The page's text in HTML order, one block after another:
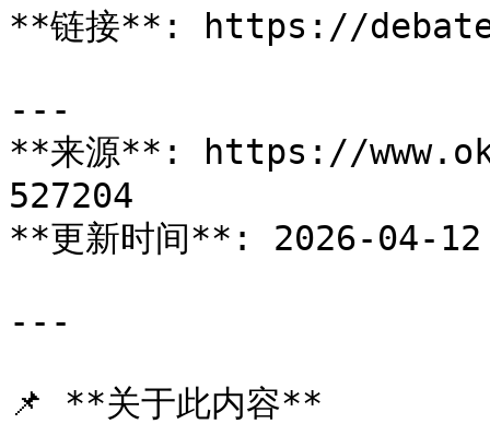
**链接**: https://
---
**来源**: https://
527204
**更新时间**: 2026-04-
---
📌 **关于此内容**